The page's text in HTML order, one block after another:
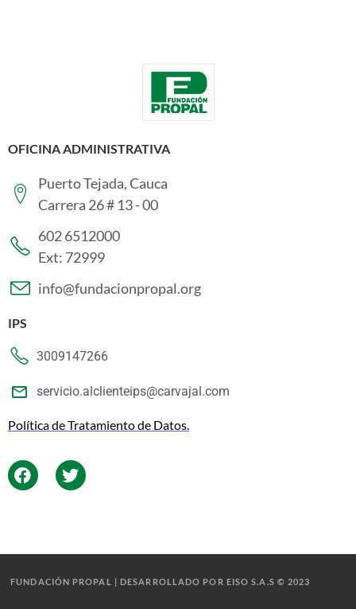
OFICINA ADMINISTRATIVA
Puerto Tejada, Cauca
Carrera 26 # 13 - 00
602 6512000
Ext: 72999
info@fundacionpropal.org
IPS
3009147266
servicio.alclienteips@carvajal.com
Política de Tratamiento de Datos.
FUNDACIÓN PROPAL | DESARROLLADO POR EISO S.A.S © 2023